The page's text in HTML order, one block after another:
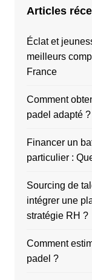
Articles
Éclat et
meilleurs
France
Comment
padel adapté ?
Financer un
particulier :
Sourcing de
intégrer une
stratégie RH ?
Comment
padel ?